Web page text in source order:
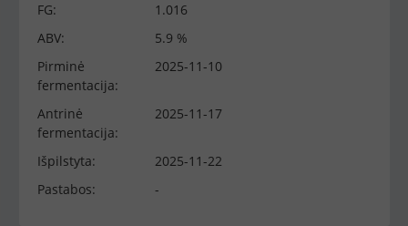
FG:
1.016
ABV:
5.9 %
Pirminė
fermentacija:
2025-11-10
Antrinė
fermentacija:
2025-11-17
Išpilstyta:
2025-11-22
Pastabos:
-